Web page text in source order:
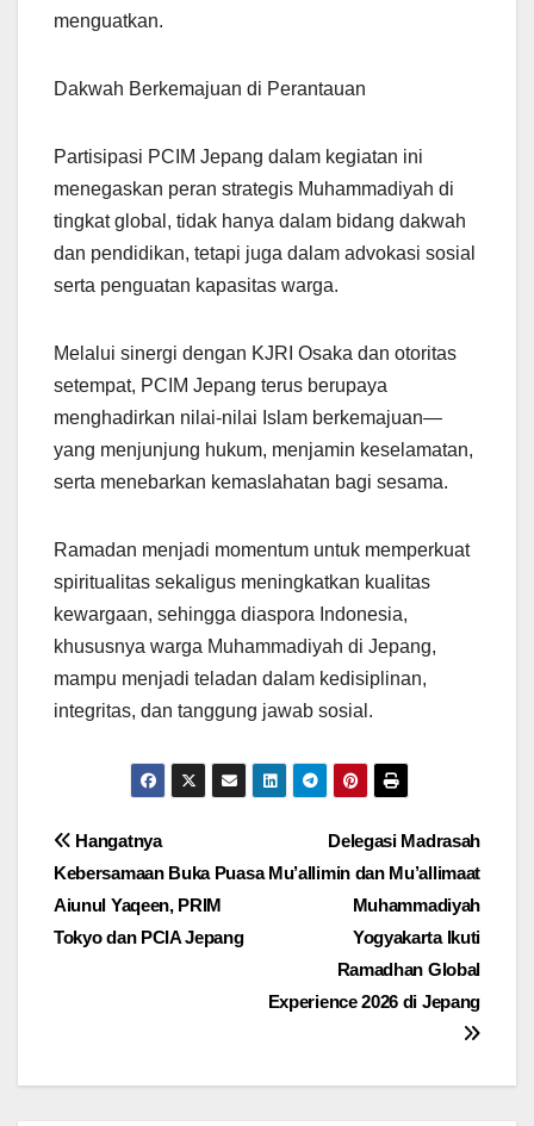
menguatkan.
Dakwah Berkemajuan di Perantauan
Partisipasi PCIM Jepang dalam kegiatan ini
menegaskan peran strategis Muhammadiyah di
tingkat global, tidak hanya dalam bidang dakwah
dan pendidikan, tetapi juga dalam advokasi sosial
serta penguatan kapasitas warga.
Melalui sinergi dengan KJRI Osaka dan otoritas
setempat, PCIM Jepang terus berupaya
menghadirkan nilai-nilai Islam berkemajuan—
yang menjunjung hukum, menjamin keselamatan,
serta menebarkan kemaslahatan bagi sesama.
Ramadan menjadi momentum untuk memperkuat
spiritualitas sekaligus meningkatkan kualitas
kewargaan, sehingga diaspora Indonesia,
khususnya warga Muhammadiyah di Jepang,
mampu menjadi teladan dalam kedisiplinan,
integritas, dan tanggung jawab sosial.
Post
navigation
Delegasi Madrasah
Mu’allimin dan Mu’allimaat
Muhammadiyah
Yogyakarta Ikuti
Ramadhan Global
Experience 2026 di Jepang
Hangatnya
Kebersamaan Buka Puasa
Aiunul Yaqeen, PRIM
Tokyo dan PCIA Jepang